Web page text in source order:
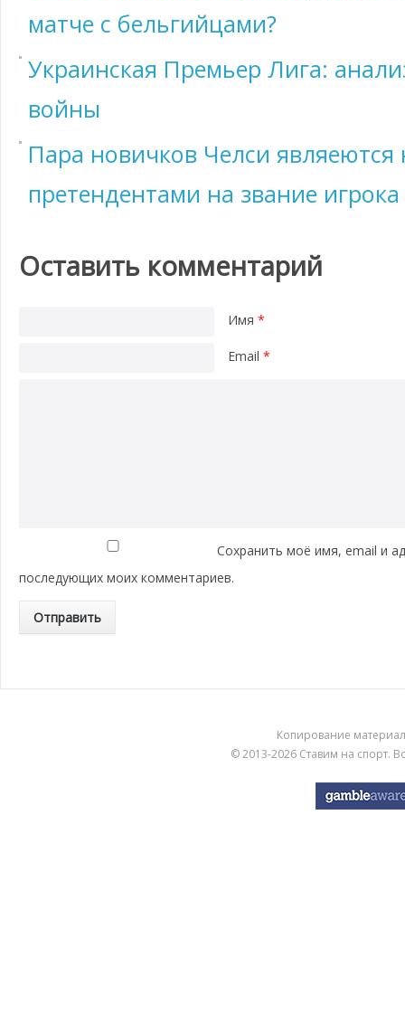
матче с бельгийцами?
Украинская Премьер Лига:
войны
Пара новичков Челси
претендентами на звание
Оставить комментарий
Имя *
Email *
Сохранить моё имя, email и
последующих моих комментариев.
Копирование
© 2013-2026 Ставим на спорт.